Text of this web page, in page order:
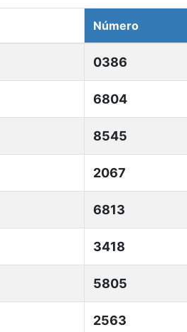
Número
0386
6804
8545
2067
6813
3418
5805
2563